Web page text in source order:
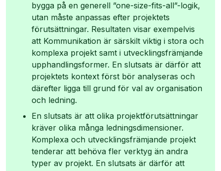
bygga på en generell ”one-size-fits-all”-logik,
utan måste anpassas efter projektets
förutsättningar. Resultaten visar exempelvis
att Kommunikation är särskilt viktig i stora och
komplexa projekt samt i utvecklingsfrämjande
upphandlingsformer. En slutsats är därför att
projektets kontext först bör analyseras och
därefter ligga till grund för val av organisation
och ledning.
En slutsats är att olika projektförutsättningar
kräver olika många ledningsdimensioner.
Komplexa och utvecklingsfrämjande projekt
tenderar att behöva fler verktyg än andra
typer av projekt. En slutsats är därför att